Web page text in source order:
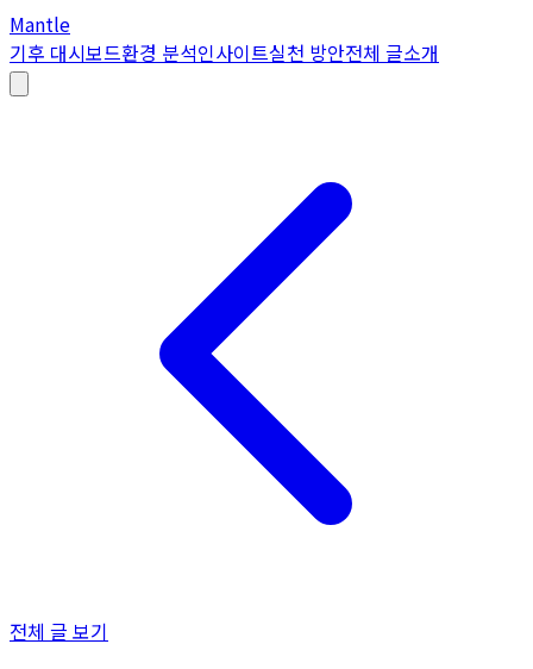
Mantle
기후 대시보드환경 분석인사이트실천 방안전체 글소개
전체 글 보기